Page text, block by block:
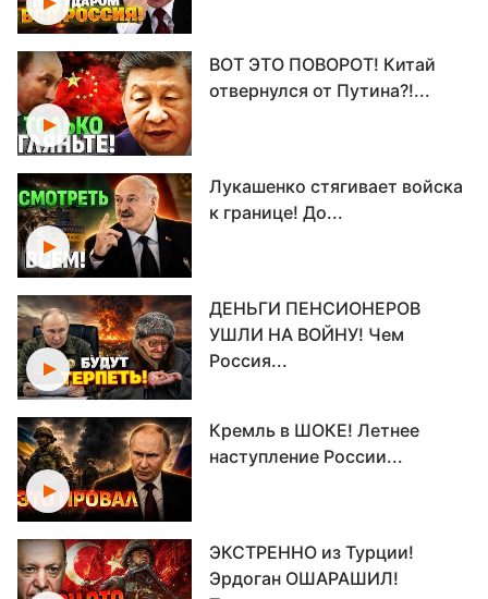
ВОТ ЭТО ПОВОРОТ! Китай
отвернулся от Путина?!...
Лукашенко стягивает войска
к границе! До...
ДЕНЬГИ ПЕНСИОНЕРОВ
УШЛИ НА ВОЙНУ! Чем
Россия...
Кремль в ШОКЕ! Летнее
наступление России...
ЭКСТРЕННО из Турции!
Эрдоган ОШАРАШИЛ!